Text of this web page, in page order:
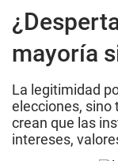
mayoría
La legitimidad
elecciones, sino
crean que las
intereses,